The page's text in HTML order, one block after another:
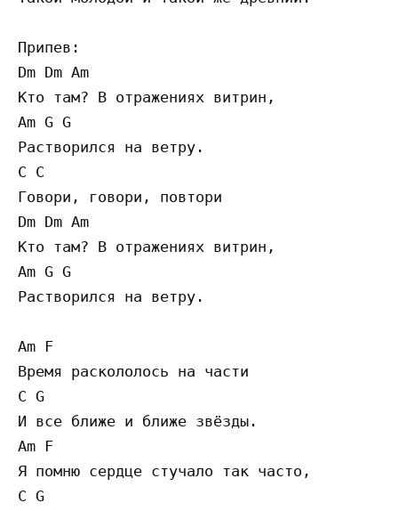
Припев:
Dm Dm Am
Кто там? В отражениях витрин,
Am G G
Растворился на ветру.
C C
Говори, говори, повтори
Dm Dm Am
Кто там? В отражениях витрин,
Am G G
Растворился на ветру.
Am F
Время раскололось на части
C G
И все ближе и ближе звёзды.
Am F
Я помню сердце стучало так часто,
C G